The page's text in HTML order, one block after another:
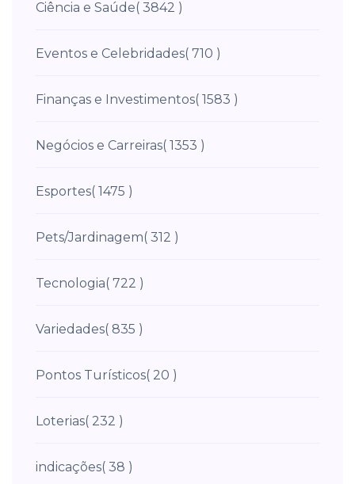
Ciência e Saúde( 3842 )
Eventos e Celebridades( 710 )
Finanças e Investimentos( 1583 )
Negócios e Carreiras( 1353 )
Esportes( 1475 )
Pets/Jardinagem( 312 )
Tecnologia( 722 )
Variedades( 835 )
Pontos Turísticos( 20 )
Loterias( 232 )
indicações( 38 )